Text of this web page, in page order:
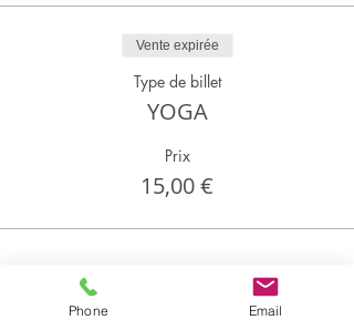
Vente expirée
Type de billet
YOGA
Prix
15,00 €
Partager cet événement
Phone Email